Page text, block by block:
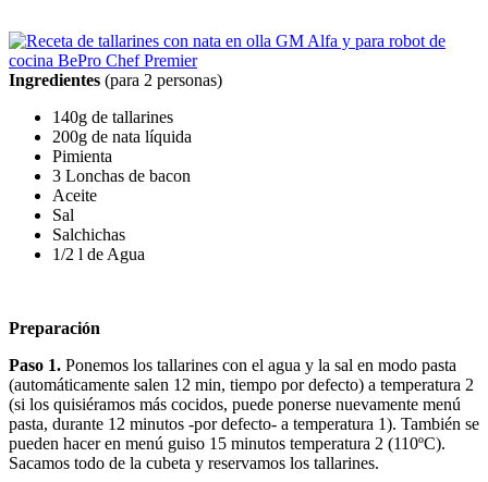
Ingredientes (para 2 personas)
140g de tallarines
200g de nata líquida
Pimienta
3 Lonchas de bacon
Aceite
Sal
Salchichas
1/2 l de Agua
Preparación
Paso 1. Ponemos los tallarines con el agua y la sal en modo pasta
(automáticamente salen 12 min, tiempo por defecto) a temperatura 2
(si los quisiéramos más cocidos, puede ponerse nuevamente menú
pasta, durante 12 minutos -por defecto- a temperatura 1). También se
pueden hacer en menú guiso 15 minutos temperatura 2 (110ºC).
Sacamos todo de la cubeta y reservamos los tallarines.